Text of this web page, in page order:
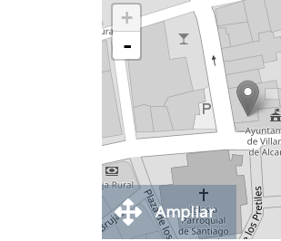
+
-
Ampliar